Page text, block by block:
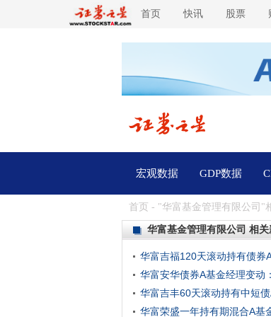
首页 快讯 股票
宏观数据 GDP数据
首页 - "华富基金管理有限公司"
华富基金管理有限公司 相关
华富吉福120天滚动持有债券
华富安华债券A基金经理变动
华富吉丰60天滚动持有中短
华富荣盛一年持有期混合A基